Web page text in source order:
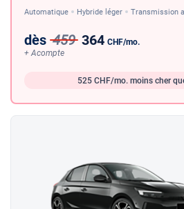
Automatique Hybride léger Transmission
dès 459 364 CHF/mo.
+ Acompte
525 CHF/mo. moins cher